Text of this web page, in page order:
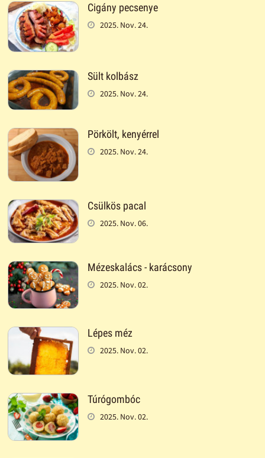
Cigány pecsenye
2025. Nov. 24.
Sült kolbász
2025. Nov. 24.
Pörkölt, kenyérrel
2025. Nov. 24.
Csülkös pacal
2025. Nov. 06.
Mézeskalács - karácsony
2025. Nov. 02.
Lépes méz
2025. Nov. 02.
Túrógombóc
2025. Nov. 02.